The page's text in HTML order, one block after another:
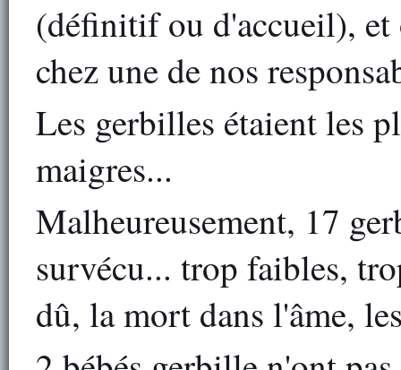
(définitif ou d'accueil), et
chez une de nos
Les gerbilles étaient les
maigres...
Malheureusement, 17
survécu... trop faibles,
dû, la mort dans l'âme,